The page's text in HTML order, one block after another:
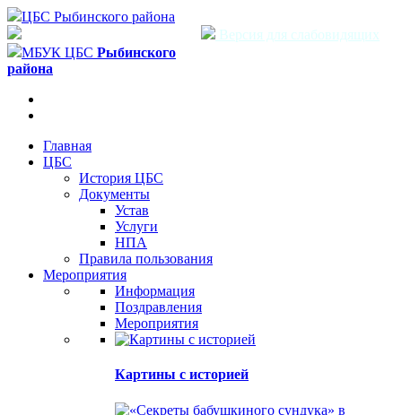
ЦБС Рыбинского района
Версия для слабовидящих
МБУК ЦБС Рыбинского
района
Главная
ЦБС
История ЦБС
Документы
Устав
Услуги
НПА
Правила пользования
Мероприятия
Информация
Поздравления
Мероприятия
Картины с историей